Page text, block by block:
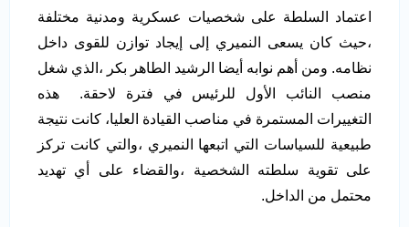
اعتماد السلطة على شخصيات عسكرية ومدنية مختلفة
،حيث كان يسعى النميري إلى إيجاد توازن للقوى داخل
نظامه. ومن أهم نوابه أيضا الرشيد الطاهر بكر ،الذي شغل
منصب النائب الأول للرئيس في فترة لاحقة. هذه
التغييرات المستمرة في مناصب القيادة العليا، كانت نتيجة
طبيعية للسياسات التي اتبعها النميري ،والتي كانت تركز
على تقوية سلطته الشخصية ،والقضاء على أي تهديد
محتمل من الداخل.